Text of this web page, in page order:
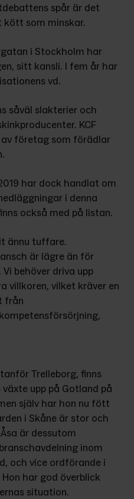
spår är det
som minskar.
i Stockholm har
sitt kansli. I fem år har
vd.
såväl slakterier och
KCF
företag som förädlar
har dock handlat om
i denna
också med på listan.
ännu tuffare.
är lägre än för
behöver driva upp
villkoren, vilket kräver en
från
Trelleborg, finns
växte upp på Gotland på
själv har hon nu fött
i Skåne är stor och
är dessutom
inom
och vice ordförande i
har god överblick
situation.